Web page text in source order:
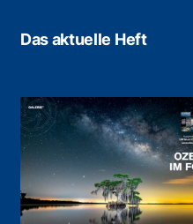
Das aktuelle Heft